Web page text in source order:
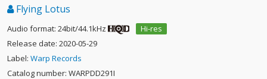
Flying Lotus
Audio format: 24bit/44.1kHz
Hi-res
Release date: 2020-05-29
Label: Warp Records
Catalog number: WARPDD291I